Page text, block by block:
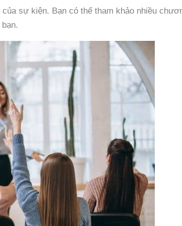
sự kiện. Bạn có thể tham khảo nhiều